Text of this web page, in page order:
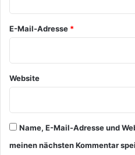
*
E-Mail-Adresse *
Website
Name, E-Mail-Adresse und
meinen nächsten Kommentar